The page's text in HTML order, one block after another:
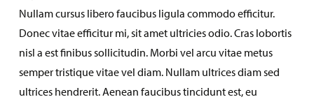
Nullam cursus libero faucibus ligula commodo efficitur.
Donec vitae efficitur mi, sit amet ultricies odio. Cras lobortis
nisl a est finibus sollicitudin. Morbi vel arcu vitae metus
semper tristique vitae vel diam. Nullam ultrices diam sed
ultrices hendrerit. Aenean faucibus tincidunt est, eu